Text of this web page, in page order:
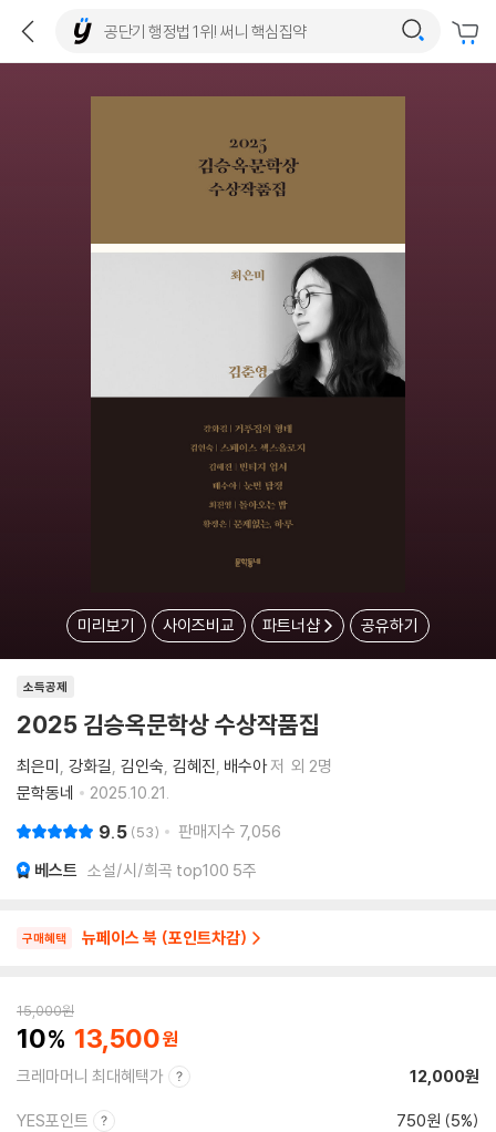
미리보기 사이즈비교 파트너샵 공유하기
소득공제
2025 김승옥문학상 수상작품집
최은미 강화길 김인숙 김혜진 배수아저 외 2명
문학동네
2025.10.21.
9.5 53 판매지수 7,056
베스트 소설/시/희곡 top100 5주
구매혜택 뉴페이스 북 (포인트차감)
15,000원
10 13,500
크레마머니 최대혜택가 12,000원
YES포인트 750원 (5%)